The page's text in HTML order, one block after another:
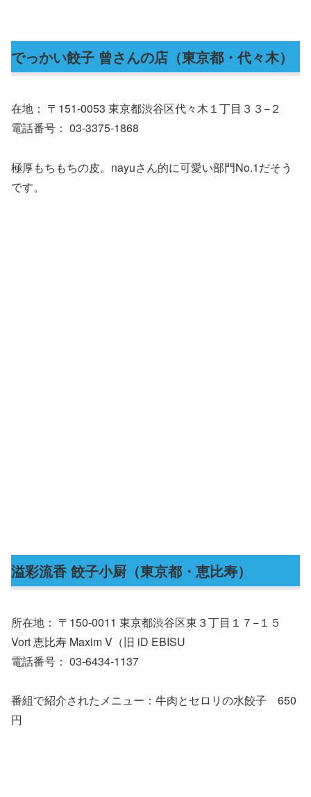
でっかい餃子 曾さんの店（東京都・代々木）
在地： 〒151-0053 東京都渋谷区代々木１丁目３３−２
電話番号： 03-3375-1868
極厚もちもちの皮。nayuさん的に可愛い部門No.1だそう
です。
溢彩流香 餃子小厨（東京都・恵比寿）
所在地： 〒150-0011 東京都渋谷区東３丁目１７−１５
Vort 恵比寿 Maxim V（旧 iD EBISU
電話番号： 03-6434-1137
番組で紹介されたメニュー：牛肉とセロリの水餃子 650
円